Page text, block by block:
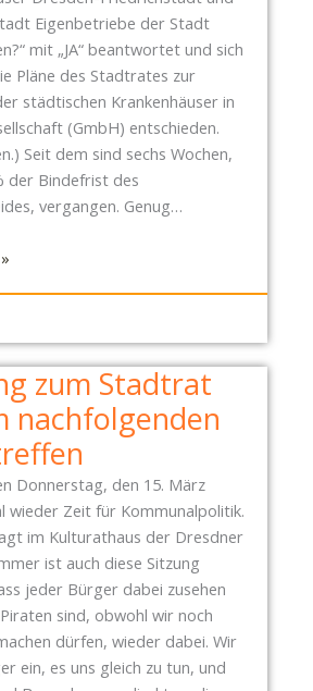
A
Z
I
E
R
G
A
N
G
N
P
L
L
N
I
T
Z
O
N
G
Eigenbetriebe der Stadt
mit „JA“ beantwortet und sich
Pläne des Stadtrates zur
städtischen Krankenhäuser in
(GmbH) entschieden.
Seit dem sind sechs Wochen,
der Bindefrist des
vergangen. Genug…
:
G
E
R
N
T
S
C
H
E
I
D
G
zum Stadtrat
nachfolgenden
Donnerstag, den 15. März
wieder Zeit für Kommunalpolitik.
im Kulturathaus der Dresdner
ist auch diese Sitzung
jeder Bürger dabei zusehen
sind, obwohl wir noch
dürfen, wieder dabei. Wir
ein, es uns gleich zu tun, und